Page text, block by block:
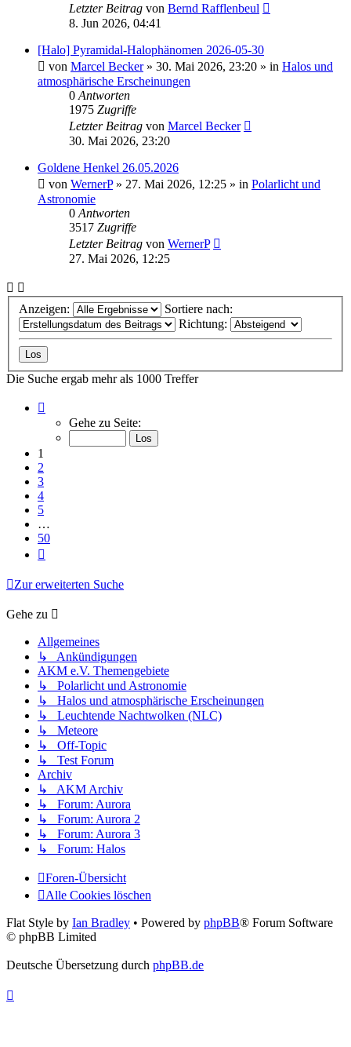
Letzter Beitrag von Bernd Rafflenbeul
8. Jun 2026, 04:41
[Halo] Pyramidal-Halophänomen 2026-05-30
von Marcel Becker» 30. Mai 2026, 23:20 » in Halos und
atmosphärische Erscheinungen
0 Antworten
1975 Zugriffe
Letzter Beitrag von Marcel Becker
30. Mai 2026, 23:20
Goldene Henkel 26.05.2026
von WernerP» 27. Mai 2026, 12:25 » in Polarlicht und
Astronomie
0 Antworten
3517 Zugriffe
Letzter Beitrag von WernerP
27. Mai 2026, 12:25
Anzeigen:
Sortiere nach:
Richtung:
Die Suche ergab mehr als 1000 Treffer
von
Gehe zu Seite:
1
2
3
4
5
…
50
Zur erweiterten Suche
Gehe zu
Allgemeines
↳ Ankündigungen
AKM e.V. Themengebiete
↳ Polarlicht und Astronomie
↳ Halos und atmosphärische Erscheinungen
↳ Leuchtende Nachtwolken (NLC)
↳ Meteore
↳ Off-Topic
↳ Test Forum
Archiv
↳ AKM Archiv
↳ Forum: Aurora
↳ Forum: Aurora 2
↳ Forum: Aurora 3
↳ Forum: Halos
Foren-Übersicht
Alle Cookies löschen
Flat Style by Ian Bradley • Powered by phpBB® Forum Software
© phpBB Limited
Deutsche Übersetzung durch phpBB.de